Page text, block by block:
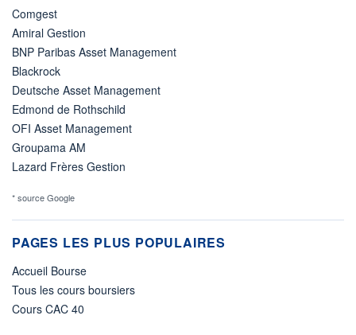
Comgest
Amiral Gestion
BNP Paribas Asset Management
Blackrock
Deutsche Asset Management
Edmond de Rothschild
OFI Asset Management
Groupama AM
Lazard Frères Gestion
* source Google
PAGES LES PLUS POPULAIRES
Accueil Bourse
Tous les cours boursiers
Cours CAC 40